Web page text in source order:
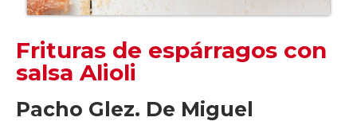
Frituras de espárragos con
salsa Alioli
Pacho Glez. De Miguel